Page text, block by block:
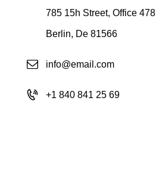
785 15h Street, Office 478
Berlin, De 81566
info@email.com
+1 840 841 25 69